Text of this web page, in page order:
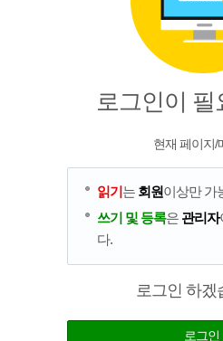
로그인이 필
현재 페이지/
읽기는 회원이상만 가
쓰기 및 등록은 관리자
다.
로그인 하겠
로그인